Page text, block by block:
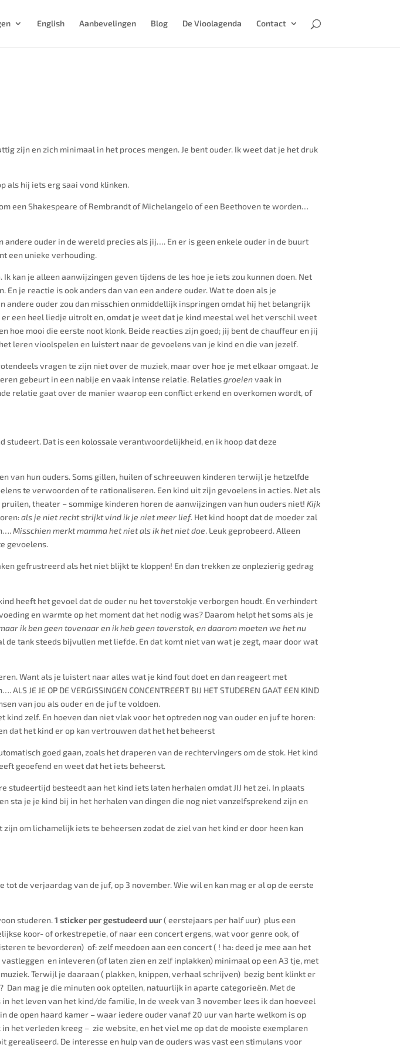
English Aanbevelingen Blog De Vioolagenda Contact
zijn en zich minimaal in het proces mengen. Je bent ouder. Ik weet dat je het druk
als hij iets erg saai vond klinken.
een Shakespeare of Rembrandt of Michelangelo of een Beethoven te worden…
andere ouder in de wereld precies als jij…. En er is geen enkele ouder in de buurt
een unieke verhouding.
kan je alleen aanwijzingen geven tijdens de les hoe je iets zou kunnen doen. Net
je reactie is ook anders dan van een andere ouder. Wat te doen als je
ouder zou dan misschien onmiddellijk inspringen omdat hij het belangrijk
een heel liedje uitrolt en, omdat je weet dat je kind meestal wel het verschil weet
hoe mooi die eerste noot klonk. Beide reacties zijn goed; jij bent de chauffeur en jij
leren vioolspelen en luistert naar de gevoelens van je kind en die van jezelf.
vragen te zijn niet over de muziek, maar over hoe je met elkaar omgaat. Je
gebeurt in een nabije en vaak intense relatie. Relatiesgroeienvaak in
relatie gaat over de manier waarop een conflict erkend en overkomen wordt, of
Dat is een kolossale verantwoordelijkheid, en ik hoop dat deze
van hun ouders. Soms gillen, huilen of schreeuwen kinderen terwijl je hetzelfde
te verwoorden of te rationaliseren. Een kind uit zijn gevoelens in acties. Net als
theater – sommige kinderen horen de aanwijzingen van hun ouders niet!Kijk
als je niet recht strijkt vind ik je niet meer lief. Het kind hoopt dat de moeder zal
Misschien merkt mamma het niet als ik het niet doe. Leuk geprobeerd. Alleen
gevoelens.
gefrustreerd als het niet blijkt te kloppen! En dan trekken ze onplezierig gedrag
heeft het gevoel dat de ouder nu het toverstokje verborgen houdt. En verhindert
en warmte op het moment dat het nodig was? Daarom helpt het soms als je
ik ben geen tovenaar en ik heb geen toverstok, en daarom moeten we het nu
de tank steeds bijvullen met liefde. En dat komt niet van wat je zegt, maar door wat
Want als je luistert naar alles wat je kind fout doet en dan reageert met
JE OP DE VERGISSINGEN CONCENTREERT BIJ HET STUDEREN GAAT EEN KIND
van jou als ouder en de juf te voldoen.
zelf. En hoeven dan niet vlak voor het optreden nog van ouder en juf te horen:
dat het kind er op kan vertrouwen dat het het beheerst
goed gaan, zoals het draperen van de rechtervingers om de stok. Het kind
geoefend en weet dat het iets beheerst.
besteedt aan het kind iets laten herhalen omdat JIJ het zei. In plaats
sta je je kind bij in het herhalen van dingen die nog niet vanzelfsprekend zijn en
om lichamelijk iets te beheersen zodat de ziel van het kind er door heen kan
de verjaardag van de juf, op 3 november. Wie wil en kan mag er al op de eerste
studeren.1 sticker per gestudeerd uur( eerstejaars per half uur) plus een
koor- of orkestrepetie, of naar een concert ergens, wat voor genre ook, of
te bevorderen) of: zelf meedoen aan een concert ( ! ha: deed je mee aan het
en inleveren (of laten zien en zelf inplakken) minimaal op een A3 tje, met
Terwijl je daaraan ( plakken, knippen, verhaal schrijven) bezig bent klinkt er
Dan mag je die minuten ook optellen, natuurlijk in aparte categorieën. Met de
het leven van het kind/de familie, In de week van 3 november lees ik dan hoeveel
de open haard kamer – waar iedere ouder vanaf 20 uur van harte welkom is op
het verleden kreeg – zie website, en het viel me op dat de mooiste exemplaren
gerealiseerd. De interesse en hulp van de ouders was vast een stimulans voor